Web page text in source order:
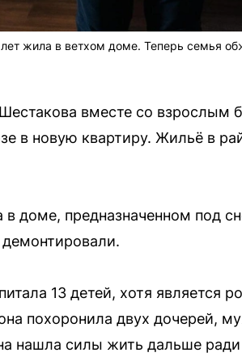
жила в ветхом доме. Теперь семья
вместе со взрослым
в новую квартиру. Жильё в
доме, предназначенном под
13 детей, хотя является
похоронила двух дочерей,
нашла силы жить дальше ради